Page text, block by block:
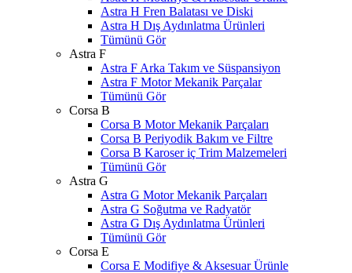
Astra H Fren Balatası ve Diski
Astra H Dış Aydınlatma Ürünleri
Tümünü Gör
Astra F
Astra F Arka Takım ve Süspansiyon
Astra F Motor Mekanik Parçalar
Tümünü Gör
Corsa B
Corsa B Motor Mekanik Parçaları
Corsa B Periyodik Bakım ve Filtre
Corsa B Karoser iç Trim Malzemeleri
Tümünü Gör
Astra G
Astra G Motor Mekanik Parçaları
Astra G Soğutma ve Radyatör
Astra G Dış Aydınlatma Ürünleri
Tümünü Gör
Corsa E
Corsa E Modifiye & Aksesuar Ürünle